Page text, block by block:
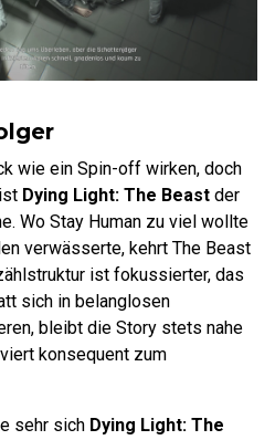
wie ein Spin-off wirken, doch
Dying Light: The Beast der
Wo Stay Human zu viel wollte
verwässerte, kehrt The Beast
ist fokussierter, das
sich in belanglosen
bleibt die Story stets nahe
konsequent zum
sehr sich Dying Light: The